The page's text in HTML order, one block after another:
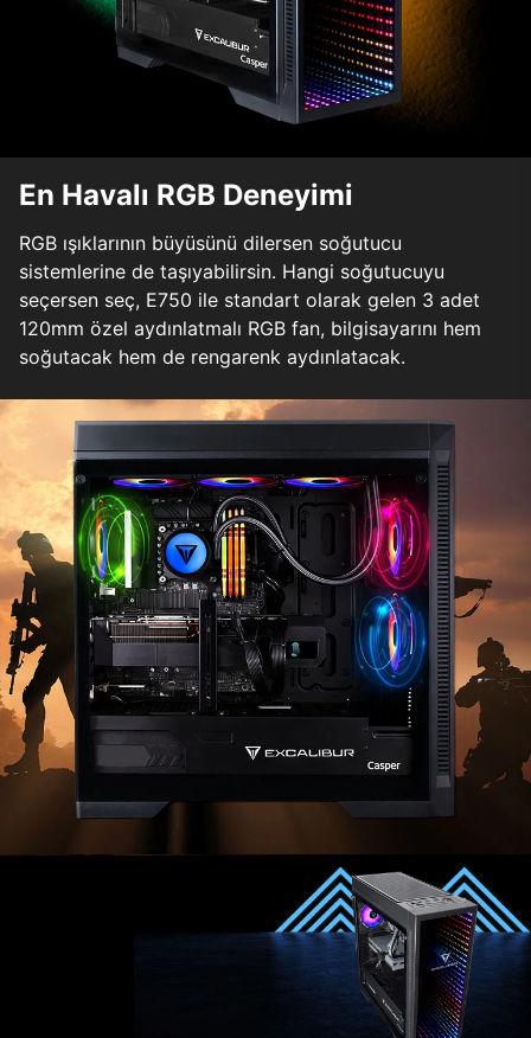
En Havalı RGB Deneyimi
RGB ışıklarının büyüsünü dilersen soğutucu
sistemlerine de taşıyabilirsin. Hangi soğutucuyu
seçersen seç, E750 ile standart olarak gelen 3 adet
120mm özel aydınlatmalı RGB fan, bilgisayarını hem
soğutacak hem de rengarenk aydınlatacak.